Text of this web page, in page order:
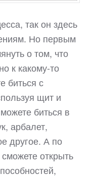
так он здесь
Но первым
о том, что
к какому-то
биться с
щит и
биться в
арбалет,
другое. А по
открыть